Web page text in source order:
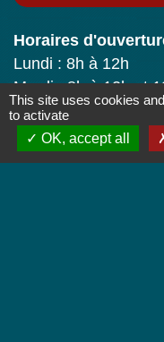
Horaires
Lundi : 8h à 12h
Mardi : 8h à 12h et
Mercredi : 8h à 12h
Jeudi : 8h à 12h et
Vendredi : 8h à 12h
This site uses cookies
to activate
OK, accept all